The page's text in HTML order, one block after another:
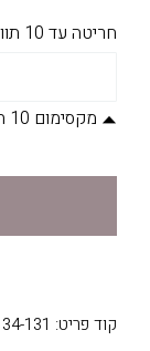
חריטה עד 10 תווים
מקסימום 10 תווים
קוד פריט: R8134-131